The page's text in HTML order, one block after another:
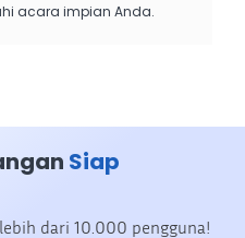
acara impian Anda.
Siap
dari 10.000 pengguna!